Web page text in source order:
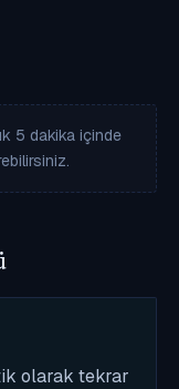
5 dakika içinde
olarak tekrar